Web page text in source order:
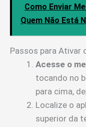
Como Enviar
Quem Não Está
Passos para Ativar
Acesse o
tocando no
para cima,
Localize o
superior da